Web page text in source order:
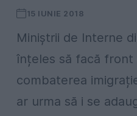
15 IUNIE 2018
Miniștrii de Interne
înțeles să facă
combaterea
ar urma să i se